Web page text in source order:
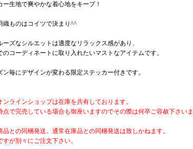
ー生地で爽やかな着心地をキープ！
織ものはコイツで決まり^^
ズなシルエットは適度なリラックス感があり、
のコーディネートに取り入れたいマストなアイテムです。
毎にデザインが変わる限定ステッカー付きです。
ラインショップは在庫を共有しております。
点で完売している場合も御座いますのでその際は何卒ご容赦下さい
との同梱発送。通常在庫品との同梱発送は致しかねます。
が別々にご注文下さい。